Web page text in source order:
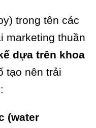
trong tên các
marketing thuần
dựa trên khoa
tạo nên trải
(water